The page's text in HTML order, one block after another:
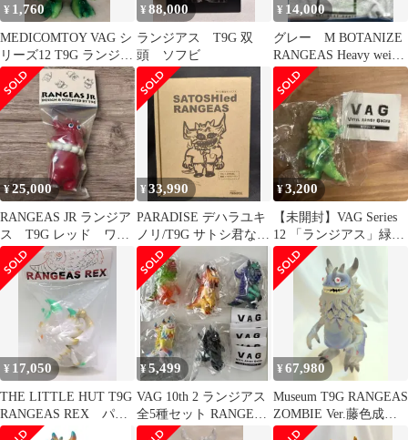
¥ 1,760
MEDICOMTOY VAG シ
リーズ12 T9G ランジア
ス 緑
¥88,000
ランジアス T9G 双
頭 ソフビ
¥ 14,000
グレー M BOTANIZE
RANGEAS Heavy weight
Tee
¥25,000
RANGEAS JR ランジア
ス T9G レッド ワン
フェス2026夏
¥33,990
PARADISE デハラユキ
ノリ/T9G サトシ君なラ
ンジアス(AKA ONI)赤
成型/黒/紫/金/緑
¥3,200
【未開封】VAG Series
12 「ランジアス」緑成
形
¥ 17,050
THE LITTLE HUT T9G
RANGEAS REX パー
ルホワイト成型/金/緑
¥5,499
VAG 10th 2 ランジアス
全5種セット RANGEAS
T9G
¥67,980
Museum T9G RANGEAS
ZOMBIE Ver.藤色成型/
白ピンクドールアイ